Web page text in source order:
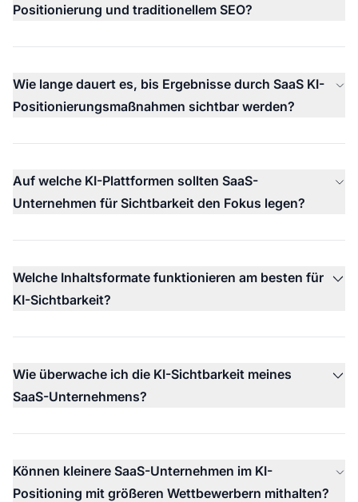
Positionierung und traditionellem SEO?
Wie lange dauert es, bis Ergebnisse durch SaaS KI-
Positionierungsmaßnahmen sichtbar werden?
Auf welche KI-Plattformen sollten SaaS-
Unternehmen für Sichtbarkeit den Fokus legen?
Welche Inhaltsformate funktionieren am besten für
KI-Sichtbarkeit?
Wie überwache ich die KI-Sichtbarkeit meines
SaaS-Unternehmens?
Können kleinere SaaS-Unternehmen im KI-
Positioning mit größeren Wettbewerbern mithalten?